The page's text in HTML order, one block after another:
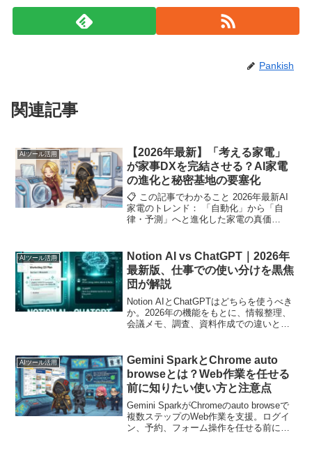
Pankish
関連記事
AIツール活用
【2026年最新】「考える家電」
が家事DXを完結させる？AI家電
の進化と秘密基地の要塞化
📋 この記事でわかること 2026年最新AI
家電のトレンド： 「自動化」から「自
律・予測」へと進化した家電の真価
スマートホームの衝撃 家事DX...
AIツール活用
Notion AI vs ChatGPT｜2026年
最新版、仕事での使い分けを黒焦
団が解説
Notion AIとChatGPTはどちらを使うべき
か。2026年の機能をもとに、情報整理、
会議メモ、調査、資料作成での違いと併
AIツール活用
Gemini SparkとChrome auto
browseとは？Web作業を任せる
前に知りたい使い方と注意点
Gemini SparkがChromeのauto browseで
複数ステップのWeb作業を支援。ログイ
ン、予約、フォーム操作を任せる前に確